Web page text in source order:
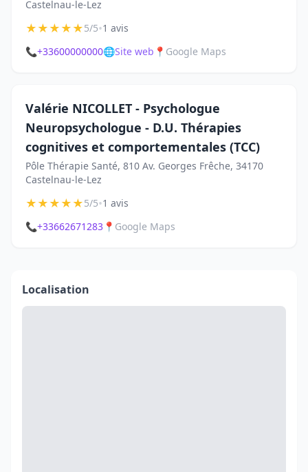
Castelnau-le-Lez
★★★★★5/5•1 avis
📞+33600000000🌐Site web 📍 Google Maps
Valérie NICOLLET - Psychologue
Neuropsychologue - D.U. Thérapies
cognitives et comportementales (TCC)
Pôle Thérapie Santé, 810 Av. Georges Frêche, 34170
Castelnau-le-Lez
★★★★★5/5•1 avis
📞+33662671283 📍 Google Maps
Localisation